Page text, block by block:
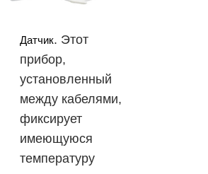
Датчик. Этот
прибор,
установленный
между кабелями,
фиксирует
имеющуюся
температуру